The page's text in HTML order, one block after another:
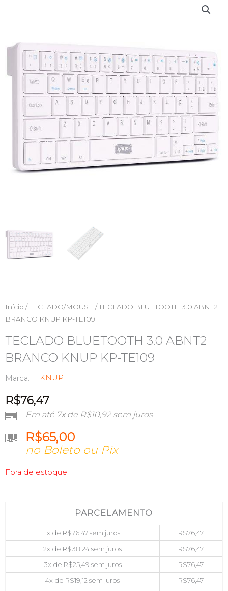
Início /TECLADO/MOUSE / TECLADO BLUETOOTH 3.0 ABNT2
BRANCO KNUP KP-TE109
TECLADO BLUETOOTH 3.0 ABNT2
BRANCO KNUP KP-TE109
Marca: KNUP
R$76,47
Em até 7x de R$10,92sem juros
R$65,00
no Boleto ou Pix
Fora de estoque
PARCELAMENTO
1x de R$76,47sem juros R$76,47
2x de R$38,24sem juros R$76,47
3x de R$25,49 sem juros R$76,47
4x de R$19,12 sem juros R$76,47